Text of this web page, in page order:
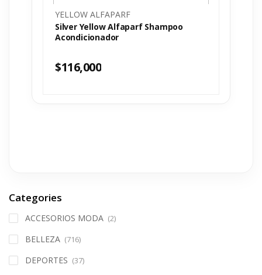
YELLOW ALFAPARF
Silver Yellow Alfaparf Shampoo
Acondicionador
$116,000
Categories
ACCESORIOS MODA (2)
BELLEZA (716)
DEPORTES (37)